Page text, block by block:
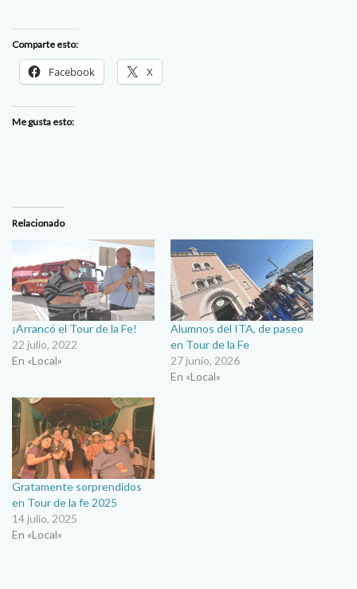
Comparte esto:
Facebook X
Me gusta esto:
Relacionado
¡Arrancó el Tour de la Fe!
22 julio, 2022
En «Local»
Alumnos del ITA, de paseo
en Tour de la Fe
27 junio, 2026
En «Local»
Gratamente sorprendidos
en Tour de la fe 2025
14 julio, 2025
En «Local»